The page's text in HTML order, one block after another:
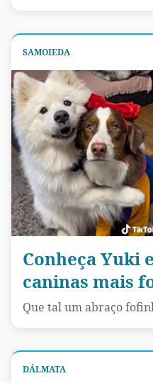
SAMOIEDA
Conheça Yuki
caninas mais
Que tal um abraço
DÁLMATA